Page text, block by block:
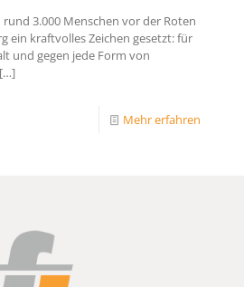
rund 3.000 Menschen vor der Roten
ein kraftvolles Zeichen gesetzt: für
und gegen jede Form von
[…]
Mehr erfahren